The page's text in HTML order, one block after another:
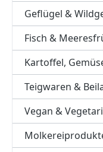
Geflügel &
Fisch &
Kartoffel,
Teigwaren &
Vegan &